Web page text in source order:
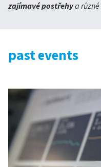
zajímavé postřehya různé
past events